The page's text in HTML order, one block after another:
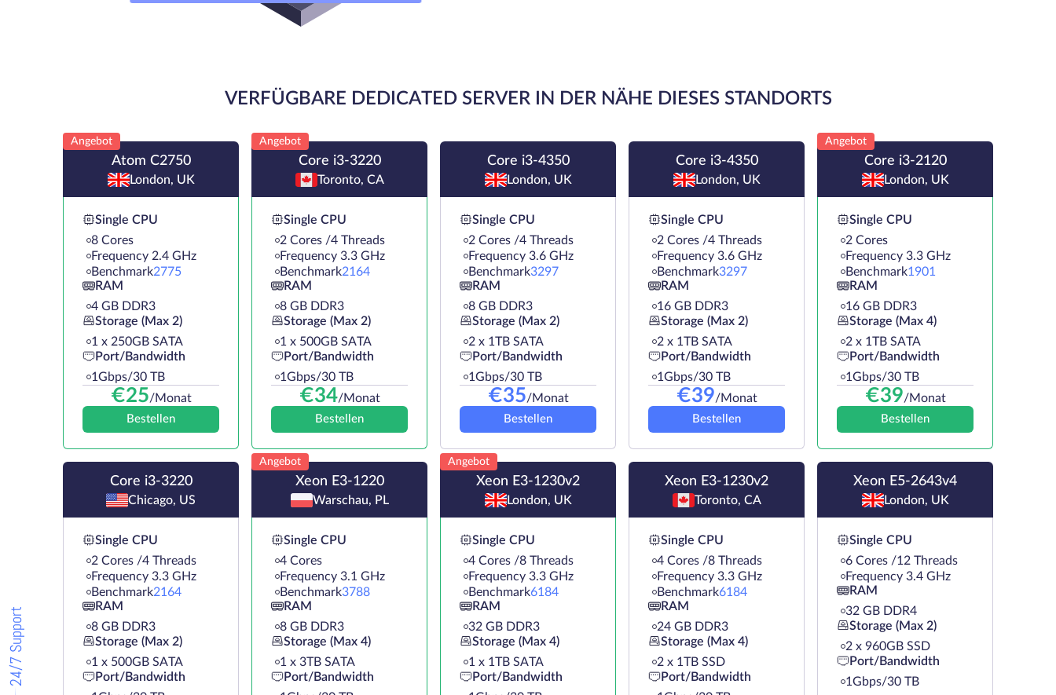
24/7 Support
VERFÜGBARE DEDICATED SERVER IN DER NÄHE DIESES STANDORTS
Angebot
Atom C2750
London, UK
Single CPU
8 Cores
Frequency 2.4 GHz
Benchmark2775
RAM
4 GB DDR3
Storage (Max 2)
1 х 250GB SATA
Port/Bandwidth
1Gbps/30 TB
€25/Monat
Bestellen
Angebot
Core i3-3220
Toronto, CA
Single CPU
2 Cores /4 Threads
Frequency 3.3 GHz
Benchmark2164
RAM
8 GB DDR3
Storage (Max 2)
1 х 500GB SATA
Port/Bandwidth
1Gbps/30 TB
€34/Monat
Bestellen
Core i3-4350
London, UK
Single CPU
2 Cores /4 Threads
Frequency 3.6 GHz
Benchmark3297
RAM
8 GB DDR3
Storage (Max 2)
2 х 1TB SATA
Port/Bandwidth
1Gbps/30 TB
€35/Monat
Bestellen
Core i3-4350
London, UK
Single CPU
2 Cores /4 Threads
Frequency 3.6 GHz
Benchmark3297
RAM
16 GB DDR3
Storage (Max 2)
2 х 1TB SATA
Port/Bandwidth
1Gbps/30 TB
€39/Monat
Bestellen
Angebot
Core i3-2120
London, UK
Single CPU
2 Cores
Frequency 3.3 GHz
Benchmark1901
RAM
16 GB DDR3
Storage (Max 4)
2 х 1TB SATA
Port/Bandwidth
1Gbps/30 TB
€39/Monat
Bestellen
Core i3-3220
Chicago, US
Single CPU
2 Cores /4 Threads
Frequency 3.3 GHz
Benchmark2164
RAM
8 GB DDR3
Storage (Max 2)
1 х 500GB SATA
Port/Bandwidth
Angebot
Xeon E3-1220
Warschau, PL
Single CPU
4 Cores
Frequency 3.1 GHz
Benchmark3788
RAM
8 GB DDR3
Storage (Max 4)
1 х 3TB SATA
Port/Bandwidth
Angebot
Xeon E3-1230v2
London, UK
Single CPU
4 Cores /8 Threads
Frequency 3.3 GHz
Benchmark6184
RAM
32 GB DDR3
Storage (Max 4)
1 х 1TB SATA
Port/Bandwidth
Xeon E3-1230v2
Toronto, CA
Single CPU
4 Cores /8 Threads
Frequency 3.3 GHz
Benchmark6184
RAM
24 GB DDR3
Storage (Max 4)
2 х 1TB SSD
Port/Bandwidth
Xeon E5-2643v4
London, UK
Single CPU
6 Cores /12 Threads
Frequency 3.4 GHz
RAM
32 GB DDR4
Storage (Max 2)
2 х 960GB SSD
Port/Bandwidth
1Gbps/30 TB